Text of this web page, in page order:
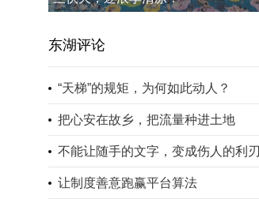
东湖评论
“天梯”的规矩，为何如此动人？
把心安在故乡，把流量种进土地
不能让随手的文字，变成伤人的利刃
让制度善意跑赢平台算法